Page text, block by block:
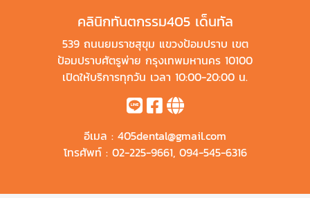
คลินิกทันตกรรม405 เด็นทัล
539 ถนนยมราชสุขุม แขวงป้อมปราบ เขต
ป้อมปราบศัตรูพ่าย กรุงเทพมหานคร 10100
เปิดให้บริการทุกวัน เวลา 10:00-20:00 น.
อีเมล : 405dental@gmail.com
โทรศัพท์ : 02-225-9661, 094-545-6316